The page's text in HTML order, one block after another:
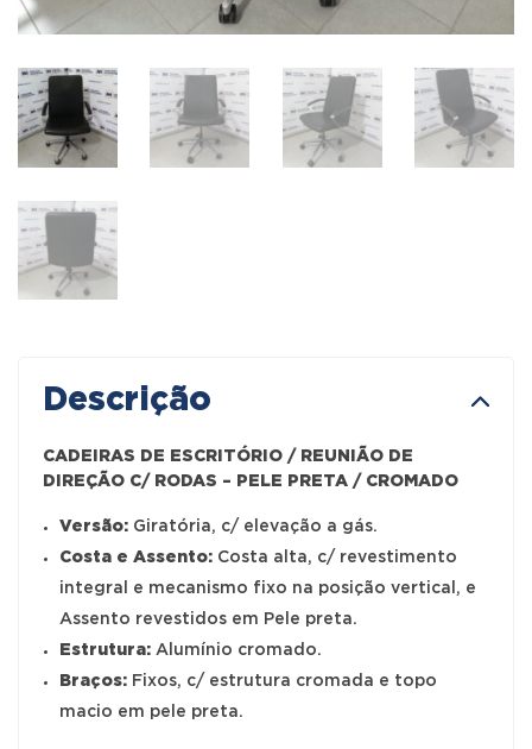
Descrição
CADEIRAS DE ESCRITÓRIO / REUNIÃO DE
DIREÇÃO C/ RODAS – PELE PRETA / CROMADO
Versão: Giratória, c/ elevação a gás.
Costa e Assento: Costa alta, c/ revestimento
integral e mecanismo fixo na posição vertical, e
Assento revestidos em Pele preta.
Estrutura: Alumínio cromado.
Braços: Fixos, c/ estrutura cromada e topo
macio em pele preta.